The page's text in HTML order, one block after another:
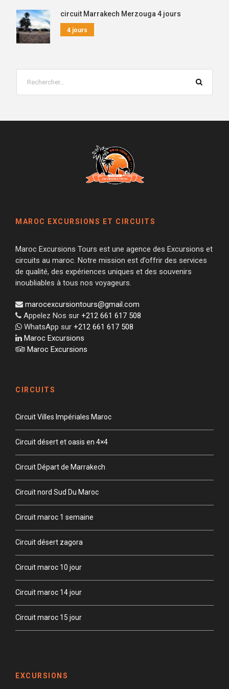
circuit Marrakech Merzouga 4 jours
4 jours
MAROC EXCURSIONS ET CIRCUITS
Maroc Excursions Tours est une agence des Excursions et
circuits au maroc. Notre mission est d’offrir des services
de qualité, des expériences uniques et des souvenirs
inoubliables à tous nos voyageurs.
marocexcursiontours@gmail.com
Appelez Nos sur +212 661 617 508
WhatsApp sur +212 661 617 508
Maroc Excursions
Maroc Excursions
CIRCUITS
Circuit Villes Impériales Maroc
Circuit désert et oasis en 4×4
Circuit Départ de Marrakech
Circuit nord Sud Du Maroc
Circuit maroc 1 semaine
Circuit désert zagora
Circuit maroc 10 jour
Circuit maroc 14 jour
Circuit maroc 15 jour
EXCURSIONS